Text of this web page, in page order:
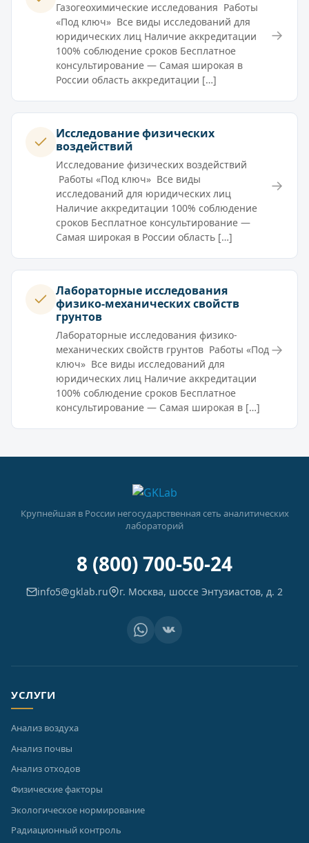
Газогеохимические исследования Работы
«Под ключ» Все виды исследований для
юридических лиц Наличие аккредитации
100% соблюдение сроков Бесплатное
консультирование — Самая широкая в
России область аккредитации […]
→
Исследование физических
воздействий
Исследование физических воздействий
Работы «Под ключ» Все виды
исследований для юридических лиц
Наличие аккредитации 100% соблюдение
сроков Бесплатное консультирование —
Самая широкая в России область […]
→
Лабораторные исследования
физико-механических свойств
грунтов
Лабораторные исследования физико-
механических свойств грунтов Работы «Под
ключ» Все виды исследований для
юридических лиц Наличие аккредитации
100% соблюдение сроков Бесплатное
консультирование — Самая широкая в […]
→
Крупнейшая в России негосударственная сеть аналитических
лабораторий
8 (800) 700-50-24
info5@gklab.ru г. Москва, шоссе Энтузиастов, д. 2
УСЛУГИ
Анализ воздуха
Анализ почвы
Анализ отходов
Физические факторы
Экологическое нормирование
Радиационный контроль